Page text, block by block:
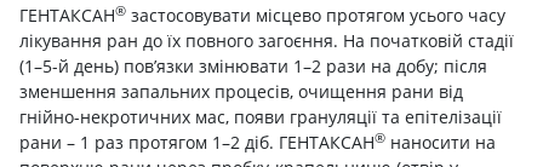
ГЕНТАКСАН® застосовувати місцево протягом усього часу
лікування ран до їх повного загоєння. На початковій стадії
(1–5-й день) пов’язки змінювати 1–2 рази на добу; після
зменшення запальних процесів, очищення рани від
гнійно-некротичних мас, появи грануляції та епітелізації
рани – 1 раз протягом 1–2 діб. ГЕНТАКСАН® наносити на